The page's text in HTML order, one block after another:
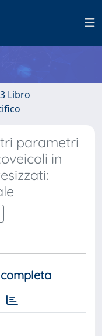
3 Libro
parametri
in